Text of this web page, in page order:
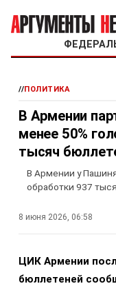
//ПОЛИТИКА
В Армении
менее 50%
тысяч
В Армении у
обработки 937
8 июня 2026, 06:58
ЦИК Армении
бюллетеней